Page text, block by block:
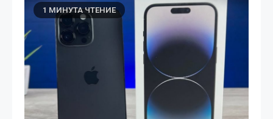
1 МИНУТА ЧТЕНИЕ